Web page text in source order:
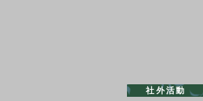
社外活動